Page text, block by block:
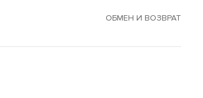
ОБМЕН И ВОЗВРАТ